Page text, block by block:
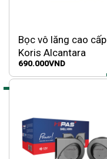
Bọc vô lăng cao cấp
Koris Alcantara
690.000VND